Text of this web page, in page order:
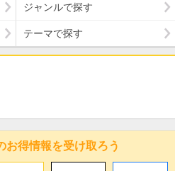
ジャンルで探す
テーマで探す
お得情報を受け取ろう